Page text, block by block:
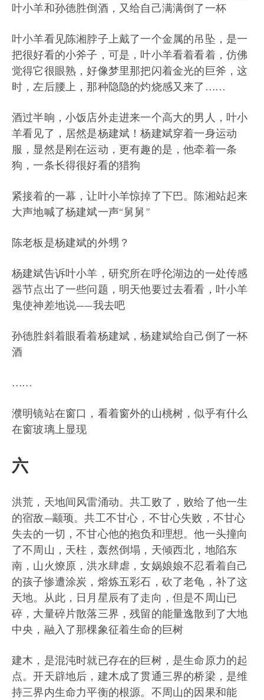
叶小羊和孙德胜倒酒，又给自己满满倒了一杯
叶小羊看见陈湘脖子上戴了一个金属的吊坠，是一
把很好看的小斧子，可是，叶小羊看着看着，仿佛
觉得它很眼熟，好像梦里那把闪着金光的巨斧，这
时，左后腰上，那种隐隐的灼烧感又来了……
酒过半晌，小饭店外走进来一个高大的男人，叶小
羊看见了，居然是杨建斌！杨建斌穿着一身运动
服，显然是刚在运动，更有趣的是，他牵着一条
狗，一条长得很好看的猎狗
紧接着的一幕，让叶小羊惊掉了下巴。陈湘站起来
大声地喊了杨建斌一声“舅舅”
陈老板是杨建斌的外甥？
杨建斌告诉叶小羊，研究所在呼伦湖边的一处传感
器节点出了一些问题，明天他要过去看看，叶小羊
鬼使神差地说——我去吧
孙德胜斜着眼看着杨建斌，杨建斌给自己倒了一杯
酒
……
濮明镜站在窗口，看着窗外的山桃树，似乎有什么
在窗玻璃上显现
六
洪荒，天地间风雷涌动。共工败了，败给了他一生
的宿敌—颛顼。共工不甘心，不甘心失败，不甘心
失去的一切，不甘心他的抱负和理想。他一头撞向
了不周山，天柱，轰然倒塌，天倾西北，地陷东
南，山火燎原，洪水肆虐，女娲娘娘不忍看着自己
的孩子惨遭涂炭，熔炼五彩石，砍了老龟，补了这
天地。从此，日月星辰有了走向，但是不周山已
碎，大量碎片散落三界，残留的能量逸散到了大地
中央，融入了那棵象征着生命的巨树
建木，是混沌时就已存在的巨树，是生命原力的起
点。开天辟地后，建木成了贯通三界的桥梁，是维
持三界内生命力平衡的根源。不周山的因果和能